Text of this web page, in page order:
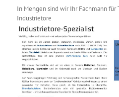
In Mengen sind wir Ihr Fachmann für
Industrietore